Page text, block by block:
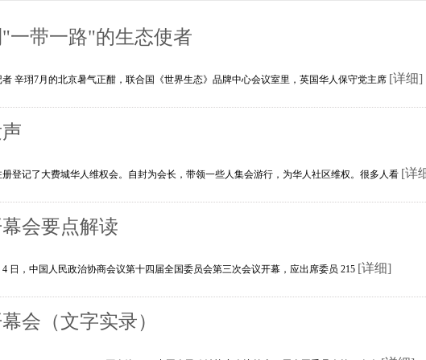
一带一路"的生态使者
辛珝7月的北京暑气正酣，联合国《世界生态》品牌中心会议室里，英国华人保守党主席 [详细]
记了大费城华人维权会。自封为会长，带领一些人集会游行，为华人社区维权。很多人看 [详
会要点解读
中国人民政治协商会议第十四届全国委员会第三次会议开幕，应出席委员 215 [详细]
会（文字实录）